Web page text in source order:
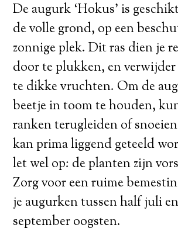
De augurk ‘Hokus’ is
de volle grond, op een
zonnige plek. Dit ras dien je
door te plukken, en
te dikke vruchten. Om de
beetje in toom te houden,
ranken terugleiden of
kan prima liggend geteeld
let wel op: de planten zijn
Zorg voor een ruime
je augurken tussen half juli
september oogsten.